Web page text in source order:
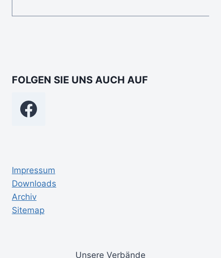
FOLGEN SIE UNS AUCH AUF
Impressum
Downloads
Archiv
Sitemap
Unsere Verbände